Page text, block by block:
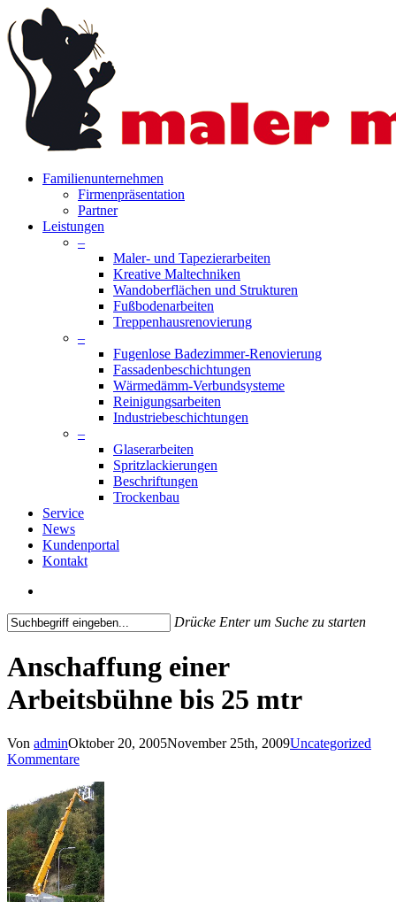
to
main
content
search
Menu
Familienunternehmen
Firmenpräsentation
Partner
Leistungen
–
Maler- und Tapezierarbeiten
Kreative Maltechniken
Wandoberflächen und Strukturen
Fußbodenarbeiten
Treppenhausrenovierung
–
Fugenlose Badezimmer-Renovierung
Fassadenbeschichtungen
Wärmedämm-Verbundsysteme
Reinigungsarbeiten
Industriebeschichtungen
–
Glaserarbeiten
Spritzlackierungen
Beschriftungen
Trockenbau
Service
News
Kundenportal
Kontakt
Drücke Enter um Suche zu starten
Search
Anschaffung einer
Arbeitsbühne bis 25 mtr
Von adminOktober 20, 2005November 25th, 2009Uncategorized
Kommentare